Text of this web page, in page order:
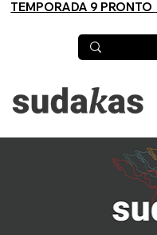
TEMPORADA 9 PRONTO